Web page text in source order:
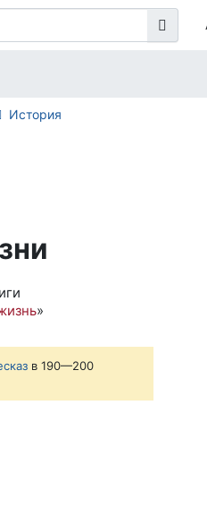
История
»
в 190—200